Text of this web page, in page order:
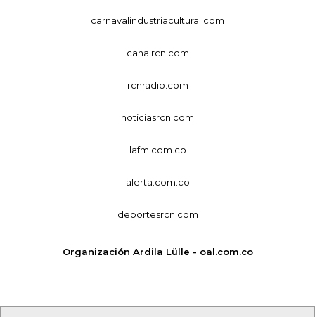
carnavalindustriacultural.com
canalrcn.com
rcnradio.com
noticiasrcn.com
lafm.com.co
alerta.com.co
deportesrcn.com
Organización Ardila Lülle - oal.com.co